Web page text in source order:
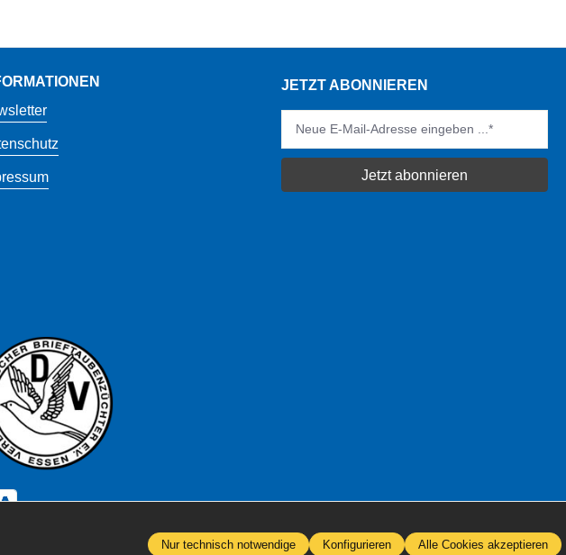
JETZT ABONNIEREN
Jetzt abonnieren
Nur technisch notwendige Konfigurieren Alle Cookies akzeptieren